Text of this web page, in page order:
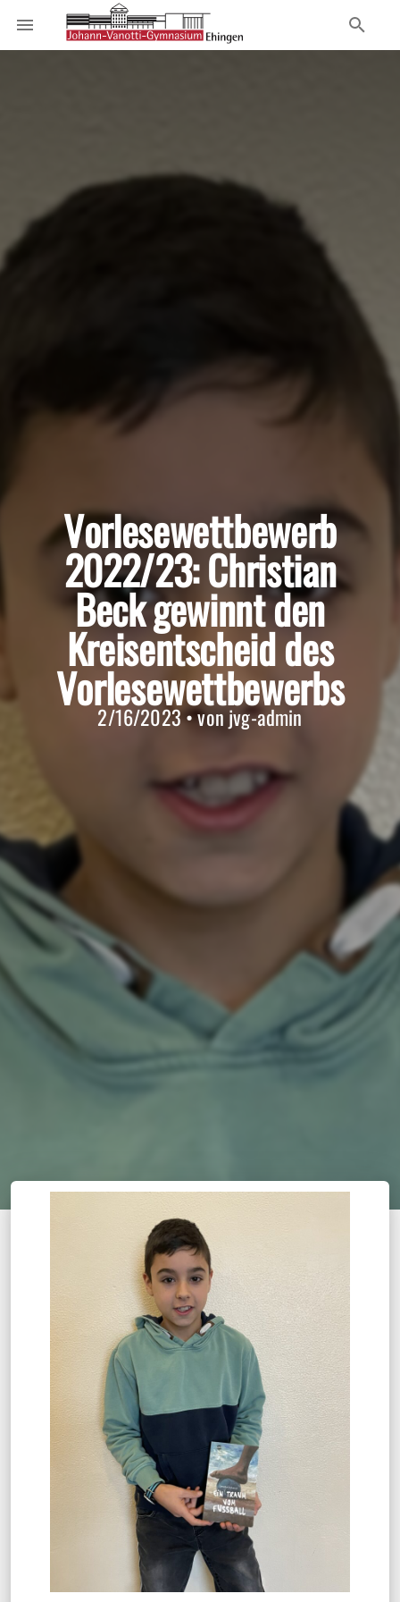
Vorlesewettbewerb
2022/23: Christian
Beck gewinnt den
Kreisentscheid des
Vorlesewettbewerbs
2/16/2023 • von jvg-admin